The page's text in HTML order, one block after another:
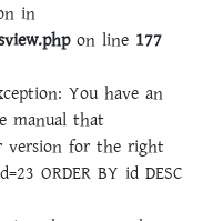
in
on line 177
You have an
manual that
version for the right
ORDER BY id DESC